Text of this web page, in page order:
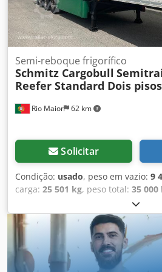
sobressalente, Ficha de ligação
spray, Controle da pressão dos
Nkoprorf
Rio Maior 62 km
Semi-reboque frigorífico
Schmitz Cargobull
Reefer Standard Dois pisos
Solicitar
Condição: usado, peso em vazio: 9
carga: 25 501 kg, peso total: 35 000
, primeira matrícula:
espaço de carga:13 410 mm,
2 490 mm
, altura do espaço de
do espaço de carga:90 m³ ,
pneu:
385/55 R22,5, Ano de fabrico:
ABS
, Peso em vazio: 9499 kg, Peso